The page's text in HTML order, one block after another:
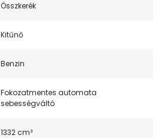
Összkerék
Kitűnő
Benzin
Fokozatmentes automata
sebességváltó
1332 cm³